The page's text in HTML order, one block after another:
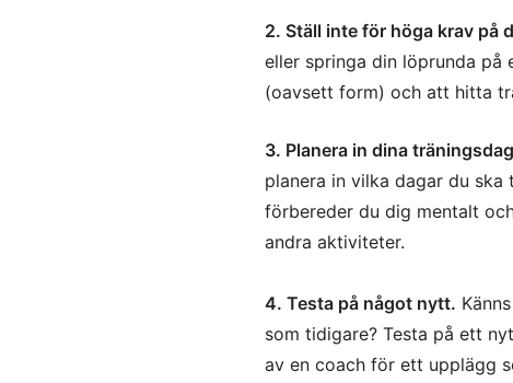
2. Ställ inte för höga krav på
eller springa din löprunda på
(oavsett form) och att hitta
3. Planera in dina
planera in vilka dagar du ska
förbereder du dig mentalt
andra aktiviteter.
4. Testa på något nytt.
som tidigare? Testa på ett
av en coach för ett upplägg